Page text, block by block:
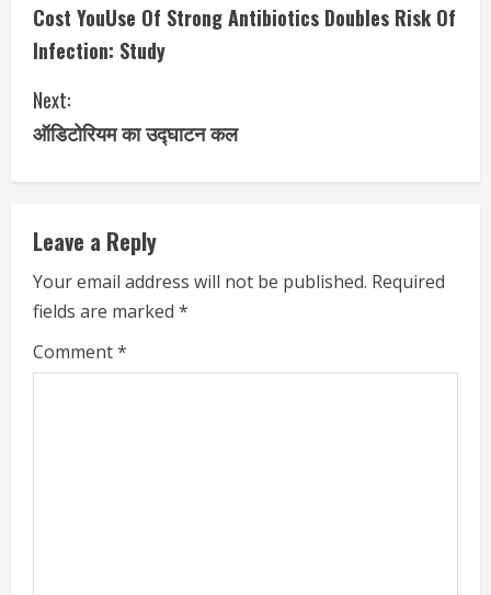
Cost YouUse Of Strong Antibiotics Doubles Risk Of
Infection: Study
Next:
ऑडिटोरियम का उद्घाटन कल
Leave a Reply
Your email address will not be published. Required
fields are marked *
Comment*